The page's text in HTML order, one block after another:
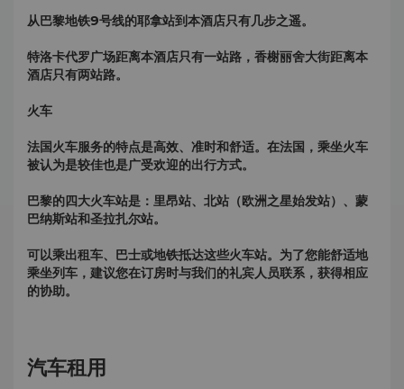
从巴黎地铁9号线的耶拿站到本酒店只有几步之遥。
特洛卡代罗广场距离本酒店只有一站路，香榭丽舍大街距离本
酒店只有两站路。
火车
法国火车服务的特点是高效、准时和舒适。在法国，乘坐火车
被认为是较佳也是广受欢迎的出行方式。
巴黎的四大火车站是：里昂站、北站（欧洲之星始发站）、蒙
巴纳斯站和圣拉扎尔站。
可以乘出租车、巴士或地铁抵达这些火车站。为了您能舒适地
乘坐列车，建议您在订房时与我们的礼宾人员联系，获得相应
的协助。
汽车租用